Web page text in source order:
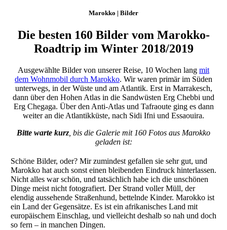
Marokko | Bilder
Die besten 160 Bilder vom Marokko-
Roadtrip im Winter 2018/2019
Ausgewählte Bilder von unserer Reise, 10 Wochen lang mit
dem Wohnmobil durch Marokko. Wir waren primär im Süden
unterwegs, in der Wüste und am Atlantik. Erst in Marrakesch,
dann über den Hohen Atlas in die Sandwüsten Erg Chebbi und
Erg Chegaga. Über den Anti-Atlas und Tafraoute ging es dann
weiter an die Atlantikküste, nach Sidi Ifni und Essaouira.
Bitte warte kurz , bis die Galerie mit 160 Fotos aus Marokko
geladen ist:
Schöne Bilder, oder? Mir zumindest gefallen sie sehr gut, und
Marokko hat auch sonst einen bleibenden Eindruck hinterlassen.
Nicht alles war schön, und tatsächlich habe ich die unschönen
Dinge meist nicht fotografiert. Der Strand voller Müll, der
elendig aussehende Straßenhund, bettelnde Kinder. Marokko ist
ein Land der Gegensätze. Es ist ein afrikanisches Land mit
europäischem Einschlag, und vielleicht deshalb so nah und doch
so fern – in manchen Dingen.